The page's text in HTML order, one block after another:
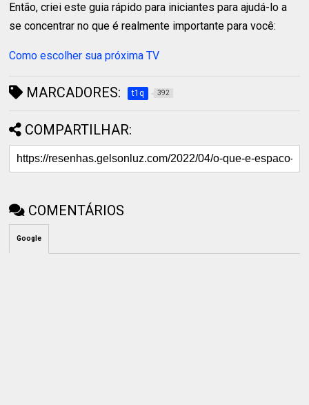
Então, criei este guia rápido para iniciantes para ajudá-lo a
se concentrar no que é realmente importante para você:
Como escolher sua próxima TV
MARCADORES: t1q 392
COMPARTILHAR:
COMENTÁRIOS
Google